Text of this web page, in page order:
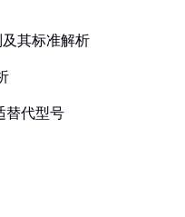
其标准解析
替代型号